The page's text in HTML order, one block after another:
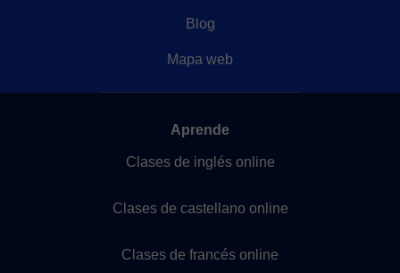
Blog
Mapa web
Aprende
Clases de inglés online
Clases de castellano online
Clases de francés online